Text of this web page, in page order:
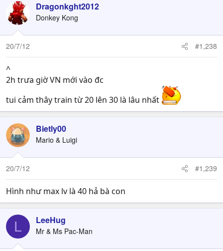
Dragonkght2012
Donkey Kong
20/7/12 #1,238
^
2h trưa giờ VN mới vào đc
tui cảm thây train từ 20 lên 30 là lâu nhất
Bietly00
Mario & Luigi
20/7/12 #1,239
Hình như max lv là 40 hả bà con
L LeeHug
Mr & Ms Pac-Man